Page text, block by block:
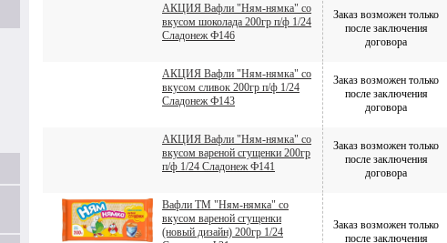
АКЦИЯ Вафли "Ням-нямка" со
вкусом шоколада 200гр п/ф 1/24
Сладонеж Ф146
Заказ возможен только
после заключения
договора
АКЦИЯ Вафли "Ням-нямка" со
вкусом сливок 200гр п/ф 1/24
Сладонеж Ф143
Заказ возможен только
после заключения
договора
АКЦИЯ Вафли "Ням-нямка" со
вкусом вареной сгущенки 200гр
п/ф 1/24 Сладонеж Ф141
Заказ возможен только
после заключения
договора
Вафли ТМ "Ням-нямка" со
вкусом вареной сгущенки
(новый дизайн) 200гр 1/24
Заказ возможен только
после заключения